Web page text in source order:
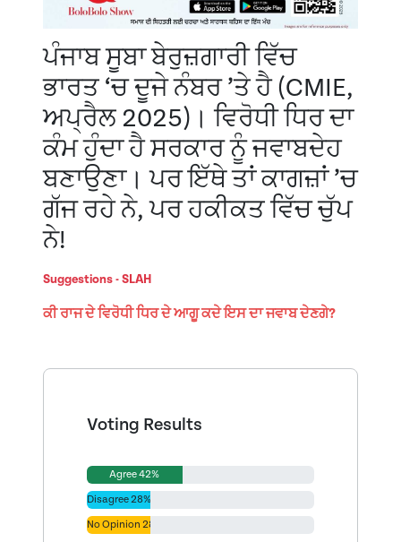
ਪੰਜਾਬ ਸੂਬਾ ਬੇਰੁਜ਼ਗਾਰੀ ਵਿੱਚ
ਭਾਰਤ ‘ਚ ਦੂਜੇ ਨੰਬਰ ’ਤੇ ਹੈ (CMIE,
ਅਪ੍ਰੈਲ 2025)। ਵਿਰੋਧੀ ਧਿਰ ਦਾ
ਕੰਮ ਹੁੰਦਾ ਹੈ ਸਰਕਾਰ ਨੂੰ ਜਵਾਬਦੇਹ
ਬਣਾਉਣਾ। ਪਰ ਇੱਥੇ ਤਾਂ ਕਾਗਜ਼ਾਂ ’ਚ
ਗੱਜ ਰਹੇ ਨੇ, ਪਰ ਹਕੀਕਤ ਵਿੱਚ ਚੁੱਪ
ਨੇ!
Suggestions - SLAH
ਕੀ ਰਾਜ ਦੇ ਵਿਰੋਧੀ ਧਿਰ ਦੇ ਆਗੂ ਕਦੇ ਇਸ ਦਾ ਜਵਾਬ ਦੇਣਗੇ?
Voting Results
Agree 42%
Disagree 28%
No Opinion 28%